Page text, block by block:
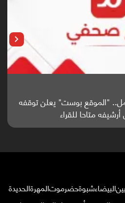
"الموقع بوست" يعلن توقفه
متاحا للقراء
البيضاءشبوةحضرموتالمهرةالحديدة